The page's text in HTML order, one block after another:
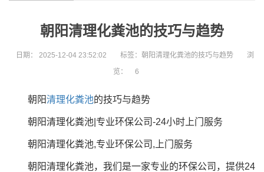
朝阳清理化粪池的技巧与趋势
日期： 2025-12-04 23:52:02 标签：朝阳清理化粪池的技巧与趋势
浏
览：
6
朝阳清理化粪池的技巧与趋势
朝阳清理化粪池|专业环保公司-24小时上门服务
朝阳清理化粪池,专业环保公司,上门服务
朝阳清理化粪池，我们是一家专业的环保公司，提供24